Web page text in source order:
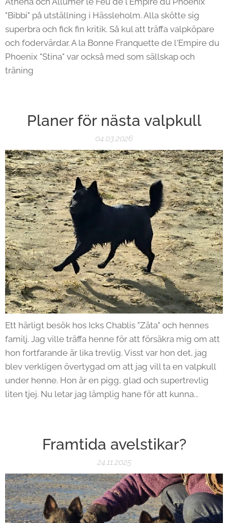
"Bibbi" på utställning i Hässleholm. Alla skötte sig
superbra och fick fin kritik. Så kul att träffa valpköpare
och fodervärdar. A la Bonne Franquette de l'Empire du
Phoenix "Stina" var också med som sällskap och
träning 🥰
Planer för nästa valpkull
04.03.2026
Ett härligt besök hos Icks Chablis "Zäta" och hennes
familj. Jag ville träffa henne för att försäkra mig om att
hon fortfarande är lika trevlig. Visst var hon det, jag
blev verkligen övertygad om att jag vill ta en valpkull
under henne. Hon är en pigg, glad och supertrevlig
liten tjej. Nu letar jag lämplig hane för att kunna...
Framtida avelstikar?
24.11.2025